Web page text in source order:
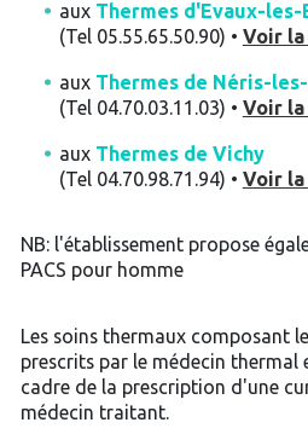
aux Thermes d'Evaux-les-
(Tel 05.55.65.50.90) • Voir
aux Thermes de Néris-
(Tel 04.70.03.11.03) • Voir
aux Thermes de Vichy
(Tel 04.70.98.71.94) • Voir
NB: l'établissement propose
PACS pour homme
Les soins thermaux composant
prescrits par le médecin thermal
cadre de la prescription d'une
médecin traitant.